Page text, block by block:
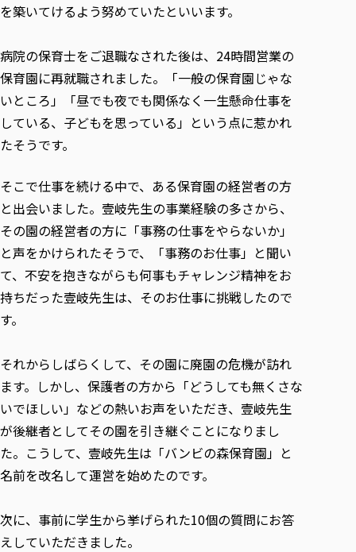
を築いてけるよう努めていたといいます。
病院の保育士をご退職なされた後は、24時間営業の
保育園に再就職されました。「一般の保育園じゃな
いところ」「昼でも夜でも関係なく一生懸命仕事を
している、子どもを思っている」という点に惹かれ
たそうです。
そこで仕事を続ける中で、ある保育園の経営者の方
と出会いました。壹岐先生の事業経験の多さから、
その園の経営者の方に「事務の仕事をやらないか」
と声をかけられたそうで、「事務のお仕事」と聞い
て、不安を抱きながらも何事もチャレンジ精神をお
持ちだった壹岐先生は、そのお仕事に挑戦したので
す。
それからしばらくして、その園に廃園の危機が訪れ
ます。しかし、保護者の方から「どうしても無くさな
いでほしい」などの熱いお声をいただき、壹岐先生
が後継者としてその園を引き継ぐことになりまし
た。こうして、壹岐先生は「バンビの森保育園」と
名前を改名して運営を始めたのです。
次に、事前に学生から挙げられた10個の質問にお答
えしていただきました。